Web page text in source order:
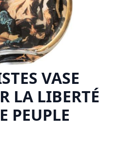
VASE
LA LIBERTÉ
PEUPLE